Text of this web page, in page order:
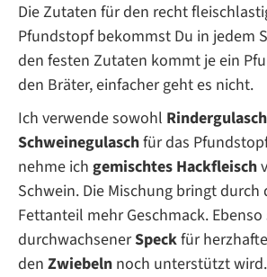
Die Zutaten für den recht
Pfundstopf bekommst Du in jedem
den festen Zutaten kommt je ein
den Bräter, einfacher geht es nicht.
Ich verwende sowohl Rindergulasch
Schweinegulaschfür das
nehme ich gemischtes Hackfleisch
Schwein. Die Mischung bringt durch
Fettanteil mehr Geschmack.
durchwachsenerSpeckfür
den Zwiebeln noch unterstützt wird.